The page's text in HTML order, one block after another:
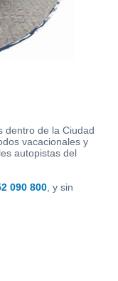
dentro de la Ciudad
vacacionales y
autopistas del
090 800 , y sin